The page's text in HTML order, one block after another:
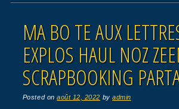
MA BO TE AUX
EXPLOS HAUL NOZ
SCRAPBOOKING
Posted onaoût 12, 2022 byadmin